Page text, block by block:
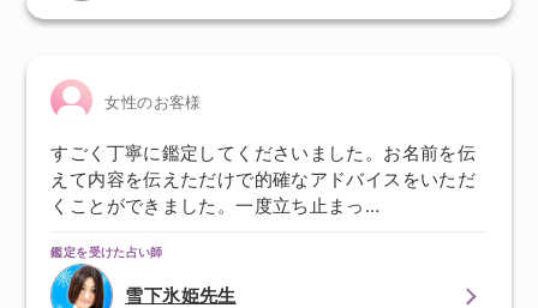
女性のお客様
すごく丁寧に鑑定してくださいました。お名前を伝
えて内容を伝えただけで的確なアドバイスをいただ
くことができました。一度立ち止まっ…
鑑定を受けた占い師
雪下氷姫先生